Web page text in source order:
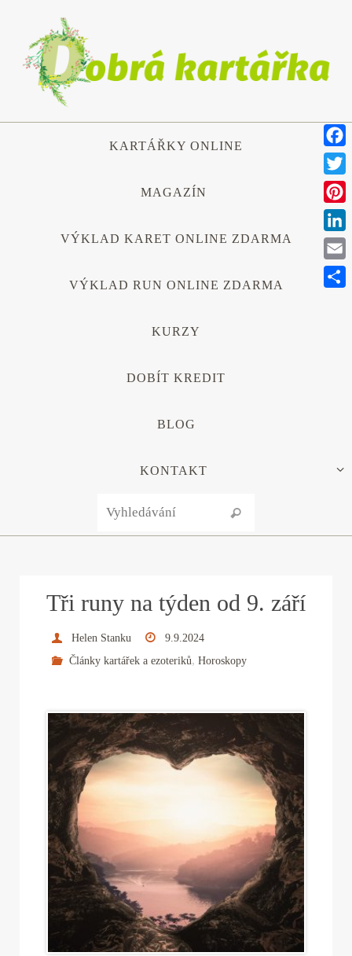
obsah
KARTÁŘKY ONLINE
MAGAZÍN
VÝKLAD KARET ONLINE ZDARMA
VÝKLAD RUN ONLINE ZDARMA
KURZY
DOBÍT KREDIT
BLOG
KONTAKT
Vyhledávání
Tři runy na týden od 9. září
Helen Stanku
9.9.2024
Články kartářek a ezoteriků, Horoskopy